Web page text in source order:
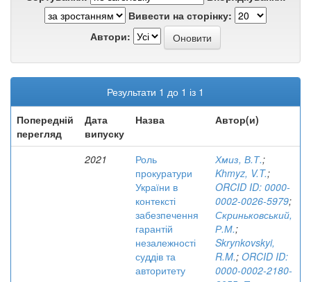
Вивести на сторінку:
Автори:
Результати 1 до 1 із 1
Попередній
перегляд
Дата
випуску
Назва Автор(и)
2021
Роль
прокуратури
України в
контексті
забезпечення
гарантій
незалежності
суддів та
авторитету
Хмиз, В.Т.;
Khmyz, V.T.;
ORCID ID: 0000-
0002-0026-5979;
Скриньковський,
Р.М.;
Skrynkovskyi,
R.M.; ORCID ID:
0000-0002-2180-